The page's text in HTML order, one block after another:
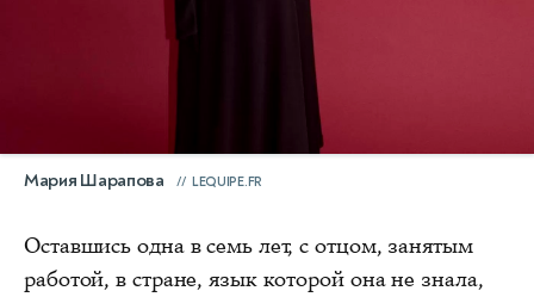
Мария Шарапова LEQUIPE.FR
Оставшись одна в семь лет, с отцом, занятым
работой, в стране, язык которой она не знала,